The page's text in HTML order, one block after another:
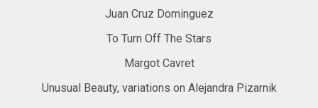
Juan Cruz Dominguez
To Turn Off The Stars
Margot Cavret
Unusual Beauty, variations on Alejandra Pizarnik